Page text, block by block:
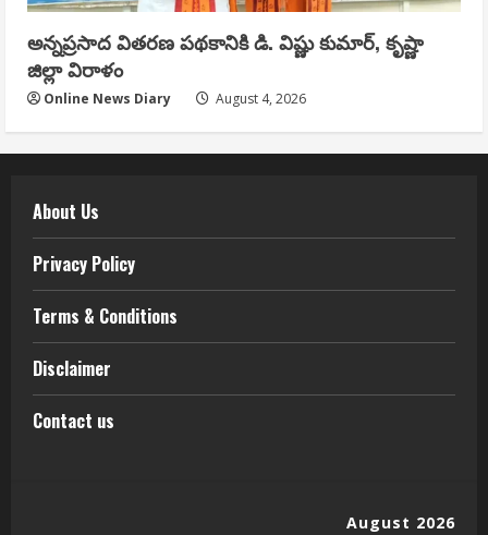
అన్నప్రసాద వితరణ పథకానికి డి. విష్ణు కుమార్, కృష్ణా
జిల్లా విరాళం
Online News Diary August 4, 2026
About Us
Privacy Policy
Terms & Conditions
Disclaimer
Contact us
August 2026